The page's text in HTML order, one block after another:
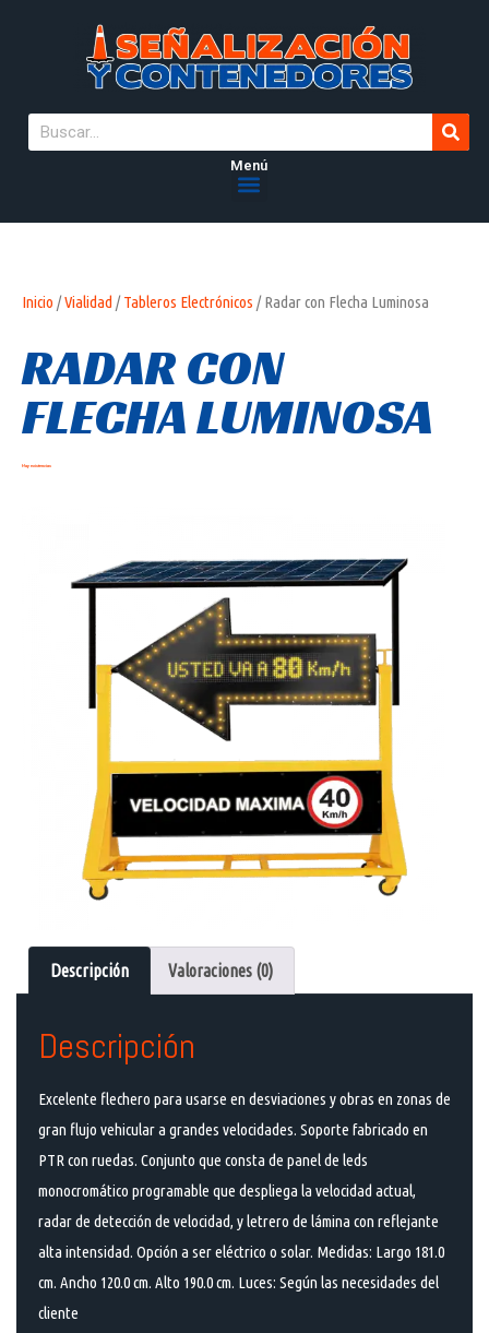
Menú
Inicio /Vialidad /Tableros Electrónicos / Radar con Flecha Luminosa
RADAR CON
FLECHA LUMINOSA
Hay existencias
Descripción Valoraciones (0)
Descripción
Excelente flechero para usarse en desviaciones y obras en zonas de
gran flujo vehicular a grandes velocidades. Soporte fabricado en
PTR con ruedas. Conjunto que consta de panel de leds
monocromático programable que despliega la velocidad actual,
radar de detección de velocidad, y letrero de lámina con reflejante
alta intensidad. Opción a ser eléctrico o solar. Medidas: Largo 181.0
cm. Ancho 120.0 cm. Alto 190.0 cm. Luces: Según las necesidades del
cliente